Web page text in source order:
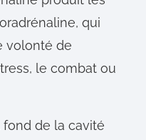
qui
volonté de
le combat ou
de la cavité